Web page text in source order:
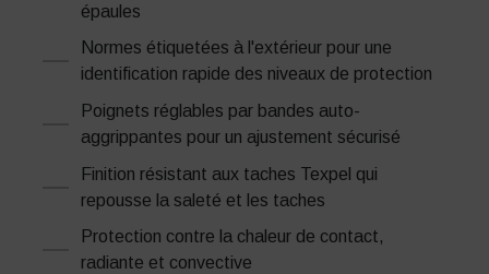
épaules
Normes étiquetées à l'extérieur pour une
identification rapide des niveaux de protection
Poignets réglables par bandes auto-
aggrippantes pour un ajustement sécurisé
Finition résistant aux taches Texpel qui
repousse la saleté et les taches
Protection contre la chaleur de contact,
radiante et convective